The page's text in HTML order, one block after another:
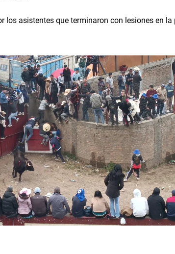
los asistentes que terminaron con lesiones en